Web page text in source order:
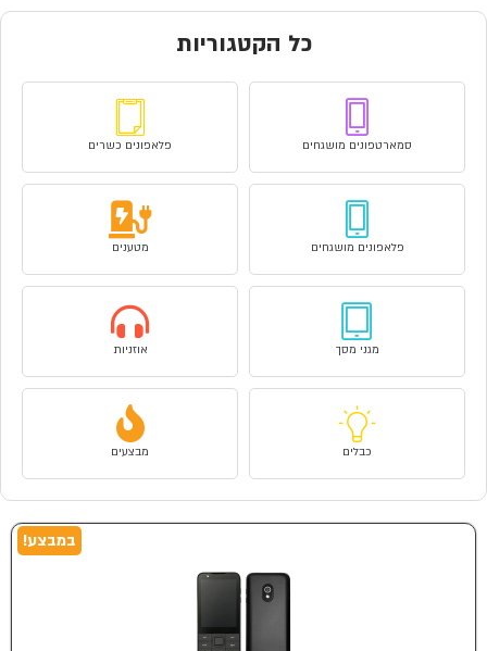
כל הקטגוריות
סמארטפונים מושגחים פלאפונים כשרים
פלאפונים מושגחים מטענים
מגני מסך אוזניות
כבלים מבצעים
במבצע!